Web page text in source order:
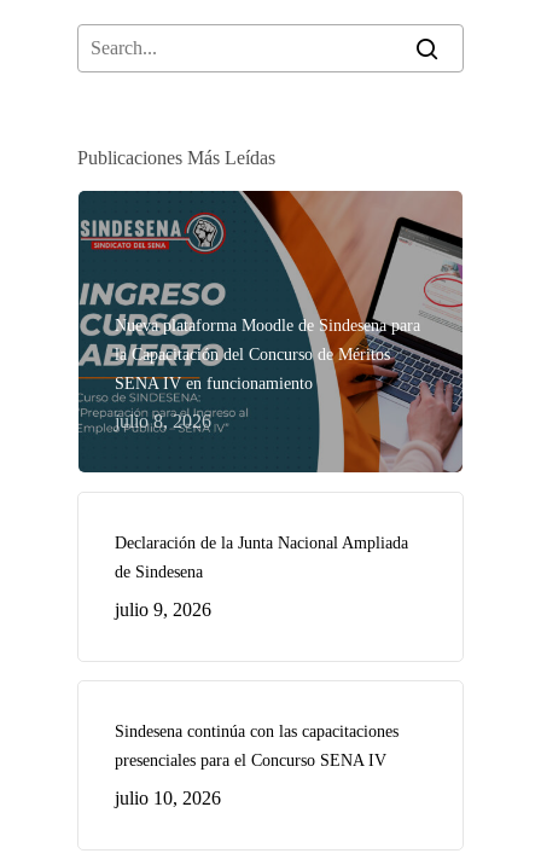
Publicaciones Más Leídas
Nueva plataforma Moodle de Sindesena para
la Capacitación del Concurso de Méritos
SENA IV en funcionamiento
julio 8, 2026
Declaración de la Junta Nacional Ampliada
de Sindesena
julio 9, 2026
Sindesena continúa con las capacitaciones
presenciales para el Concurso SENA IV
julio 10, 2026